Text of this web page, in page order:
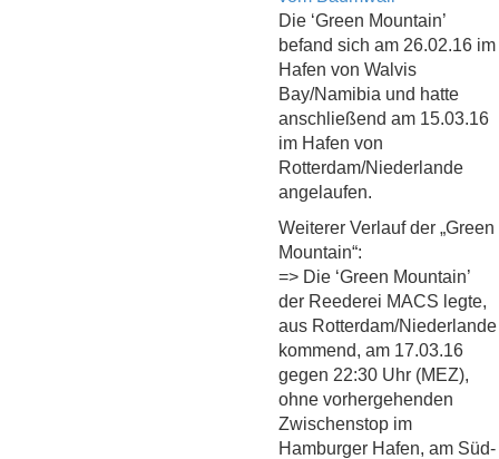
Die ‘Green Mountain’
befand sich am 26.02.16 im
Hafen von Walvis
Bay/Namibia und hatte
anschließend am 15.03.16
im Hafen von
Rotterdam/Niederlande
angelaufen.
Weiterer Verlauf der „Green
Mountain“:
=> Die ‘Green Mountain’
der Reederei MACS legte,
aus Rotterdam/Niederlande
kommend, am 17.03.16
gegen 22:30 Uhr (MEZ),
ohne vorhergehenden
Zwischenstop im
Hamburger Hafen, am Süd-